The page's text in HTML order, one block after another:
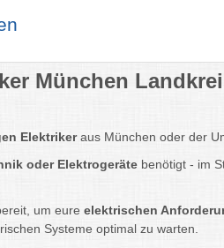
München
Elektrikeraus München oder der
oder Elektrogeräte benötigt - im
um eure elektrischen
Systeme optimal zu warten.